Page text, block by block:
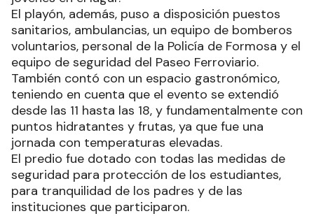
El playón, además, puso a disposición puestos
sanitarios, ambulancias, un equipo de bomberos
voluntarios, personal de la Policía de Formosa y el
equipo de seguridad del Paseo Ferroviario.
También contó con un espacio gastronómico,
teniendo en cuenta que el evento se extendió
desde las 11 hasta las 18, y fundamentalmente con
puntos hidratantes y frutas, ya que fue una
jornada con temperaturas elevadas.
El predio fue dotado con todas las medidas de
seguridad para protección de los estudiantes,
para tranquilidad de los padres y de las
instituciones que participaron.